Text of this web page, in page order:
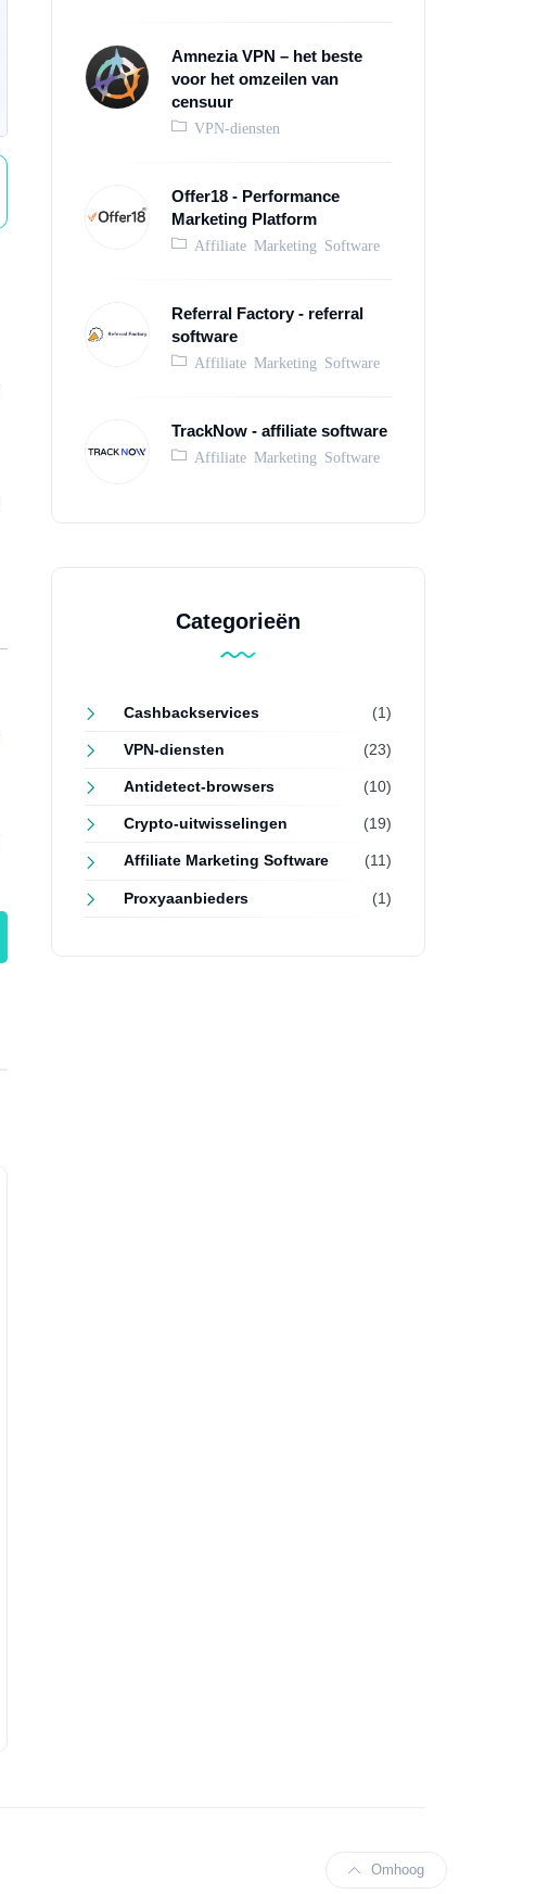
Amnezia VPN – het beste
voor het omzeilen van
censuur
VPN-diensten
Offer18 - Performance
Marketing Platform
Affiliate Marketing Software
Referral Factory - referral
software
Affiliate Marketing Software
TrackNow - affiliate software
Affiliate Marketing Software
Categorieën
Cashbackservices (1)
VPN-diensten (23)
Antidetect-browsers (10)
Crypto-uitwisselingen (19)
Affiliate Marketing Software (11)
Proxyaanbieders (1)
Omhoog